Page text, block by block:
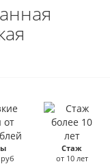
Стаж
от 10 лет